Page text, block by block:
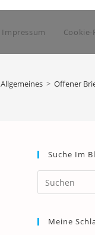
Impressum Cookie-
Allgemeines > Offener
Suche Im
Meine